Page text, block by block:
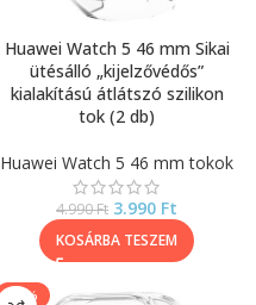
Huawei Watch 5 46 mm Sikai
ütésálló „kijelzővédős”
kialakítású átlátszó szilikon
tok (2 db)
Huawei Watch 5 46 mm tokok
4.990Ft 3.990 Ft
KOSÁRBA TESZEM
-20%